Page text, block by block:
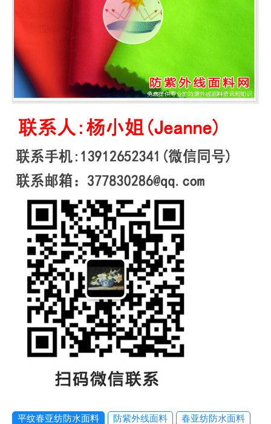
平纹春亚纺防水面料 防紫外线面料 春亚纺防水面料